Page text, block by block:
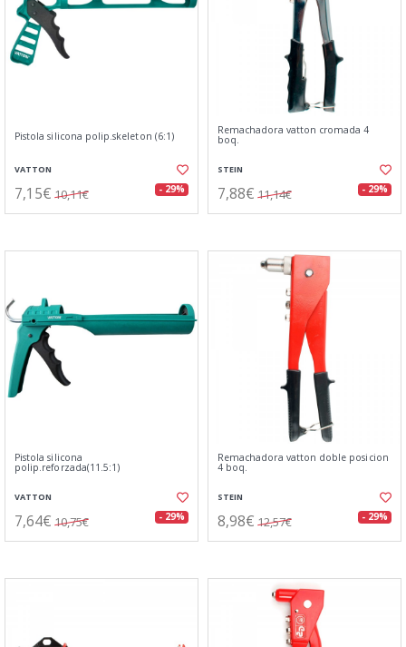
Pistola silicona polip.skeleton (6:1)
VATTON
7,15€ 10,11€ - 29%
Remachadora vatton cromada 4
boq.
STEIN
7,88€ 11,14€ - 29%
Pistola silicona
polip.reforzada(11.5:1)
VATTON
7,64€ 10,75€ - 29%
Remachadora vatton doble posicion
4 boq.
STEIN
8,98€ 12,57€ - 29%